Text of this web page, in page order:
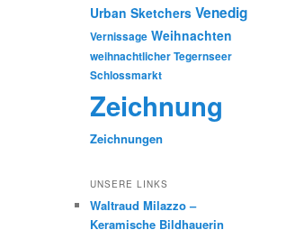
Urban Sketchers Venedig
Vernissage Weihnachten
weihnachtlicher Tegernseer
Schlossmarkt
Zeichnung
Zeichnungen
UNSERE LINKS
Waltraud Milazzo –
Keramische Bildhauerin